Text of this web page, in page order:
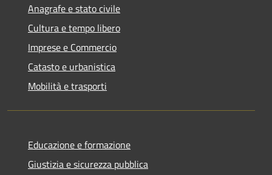
Anagrafe e stato civile
Cultura e tempo libero
Imprese e Commercio
Catasto e urbanistica
Mobilità e trasporti
Educazione e formazione
Giustizia e sicurezza pubblica